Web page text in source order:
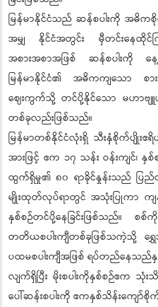
မြန်မာနိုင်ငံသည် ဆန်စပါးကို အဓိ
အမျှ နိုင်ငံအတွင်း မှီတင်းနေထို
အစားအစာအဖြစ် ဆန်စပါးကို န
မြန်မာနိုင်ငံ၏ အဓိကကျသော စ
ဈေးကွက်သို့ တင်ပို့နိုင်သော မဟာဗ
တစ်ခုလည်းဖြစ်သည်။
မြန်မာတစ်နိုင်ငံလုံးရှိ သီးနှံစိုက်ပျိုးဧ
အားဖြင့် ဧက ၁၇ သန်း ဝန်းကျင်၊
ထွက်ရှိမှု၏ ၈၀ ရာခိုင်နှုန်းသည် ပြည်တွ
မျိုးထုတ်လုပ်ရာတွင် အသုံးပြုကာ က
နှစ်စဉ်တင်ပို့နေခြင်းဖြစ်သည်။ စစ်
တတိယစပါးကျီတစ်ခုဖြစ်သကဲ့သို့ ရွှ
ပထမစပါးကျီအဖြစ် ရပ်တည်နေသည်
လျက်ရှိပြီး မိုးစပါးကိုနှစ်စဉ်ဧက
ပေါ်ဆန်းစပါးကို ဧကနှစ်သိန်းကျော်စို